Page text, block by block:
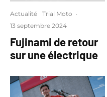
Actualité Trial Moto ·
13 septembre 2024
Fujinami de retour
sur une électrique